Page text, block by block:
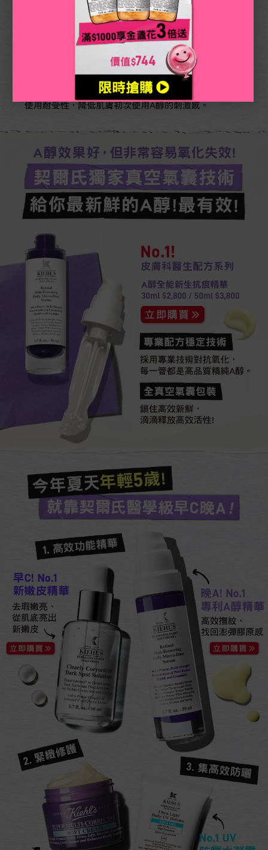
幫助角質層正常代謝，協助代謝老廢角質，改善及粉刺問
題。同時也能「緊緻毛孔」，使肌膚變得平滑有光澤。​​
契爾氏的A醇好在哪?
獨家真空氣囊技術，維持A醇活性!因為A醇很容易因接
觸空氣氧化變質，因此保存很重要!契爾氏A醇為專業皮
膚科醫師配方的專利A醇，成份來源精純，透過獨創微
分子三合一結構技術!搭配超級胜肽及神經醯胺增加肌膚
使用耐受性，降低肌膚初次使用A醇的刺激感。
A醇效果好，但非常容易氧化失效!​​
契爾氏獨家真空氣囊技術
給你最新鮮的A醇!最有效!​​
No.1!
皮膚科醫生配方系列
A醇全能新生抗痕精華
30ml $2,700 / 50ml $3,550
專業配方穩定技術​​
採用專業技術對抗氧化，
每一管都是高品質精純A醇。
全真空氣囊包裝
鎖住高效新鮮，
滴滴釋放高效活性!
今年夏天年輕5歲!​
就靠契爾氏醫學級早C晚A !